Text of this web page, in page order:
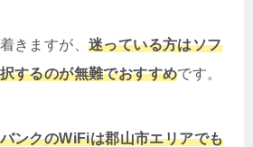
きますが、 迷っている方はソフ
するのが無難でおすすめです。
ンクのWiFiは郡山市エリアでも